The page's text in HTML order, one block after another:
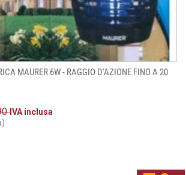
MAURER 6W - RAGGIO D'AZIONE FINO A 20
IVA inclusa